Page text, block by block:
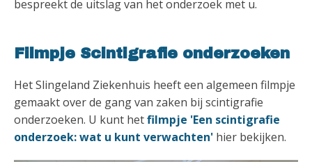
bespreekt de uitslag van het onderzoek met u.
Filmpje Scintigrafie onderzoeken
Het Slingeland Ziekenhuis heeft een algemeen filmpje
gemaakt over de gang van zaken bij scintigrafie
onderzoeken. U kunt hetfilmpje 'Een scintigrafie
onderzoek: wat u kunt verwachten' hier bekijken.